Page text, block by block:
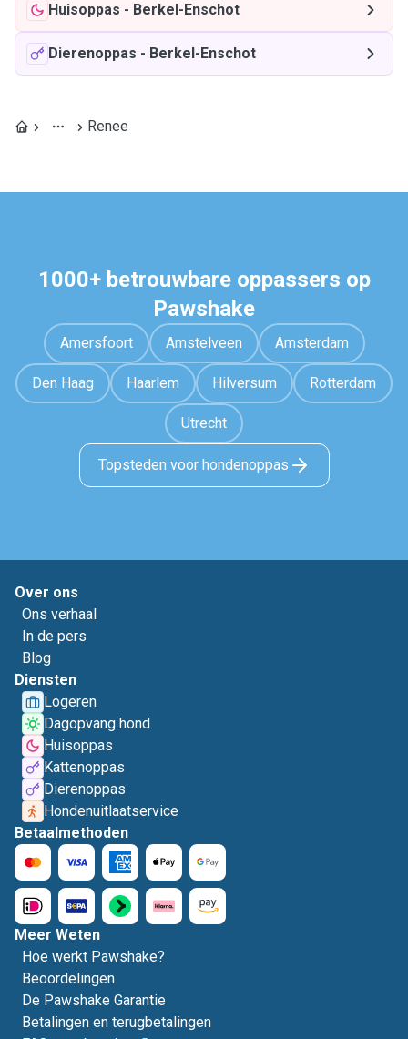
Huisoppas - Berkel-Enschot
Dierenoppas - Berkel-Enschot
Renee
1000+ betrouwbare oppassers op
Pawshake
Amersfoort Amstelveen Amsterdam
Den Haag Haarlem Hilversum Rotterdam
Utrecht
Topsteden voor hondenoppas
Over ons
Ons verhaal
In de pers
Blog
Diensten
Logeren
Dagopvang hond
Huisoppas
Kattenoppas
Dierenoppas
Hondenuitlaatservice
Betaalmethoden
Meer Weten
Hoe werkt Pawshake?
Beoordelingen
De Pawshake Garantie
Betalingen en terugbetalingen